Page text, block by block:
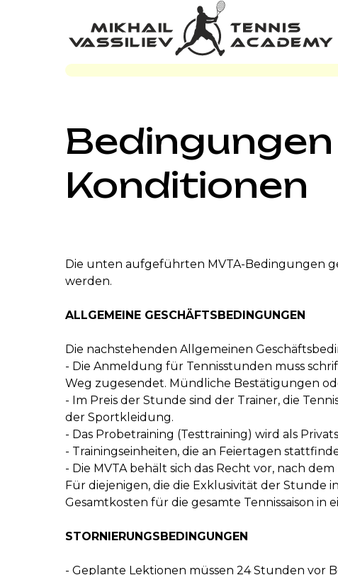
Konditionen
Die unten aufgeführten MVTA-Bedingungen
werden.
ALLGEMEINE GESCHÄFTSBEDINGUNGEN
Die nachstehenden Allgemeinen
- Die Anmeldung für Tennisstunden muss
Weg zugesendet. Mündliche Bestätigungen
- Im Preis der Stunde sind der Trainer, die
der Sportkleidung.
- Das Probetraining (Testtraining) wird als
- Trainingseinheiten, die an Feiertagen
- Die MVTA behält sich das Recht vor, nach
Für diejenigen, die die Exklusivität der Stunde
Gesamtkosten für die gesamte Tennissaison
STORNIERUNGSBEDINGUNGEN
- Geplante Lektionen müssen 24 Stunden vor